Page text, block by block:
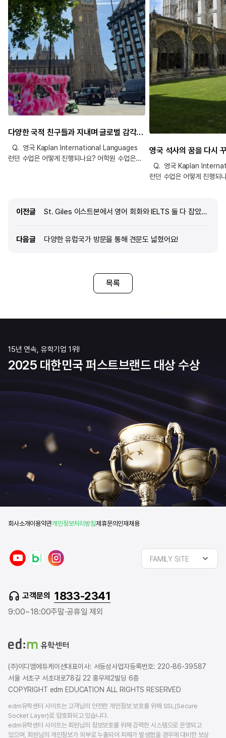
다양한 국적 친구들과 지내며 글로벌 감각도 키우고 영어 스피킹 자신감도 키웠어요!
Q. 영국 Kaplan International Languages
런던 수업은 어떻게 진행되나요? 어학원 수업은
리딩, 리스닝, 라이팅, 스피킹 영역을 체계적으로
목표를 가진 학생들과 함께 공부하면서 서로
어떤가요? 어학원은 런던 중심부에 위치해 있어
생활하기 매우 편리했습니다. 주변에 카페, 식당,
Q. 영국 Kaplan
런던 수업은 어떻게 진행되
주시고 질문에 대한 대답을
대부분 실생활에서 쓸법한
이전글 이전글
St. Giles 이스트본에서 영어 회화와 IELTS 둘 다 잡았어요
다음글 다음글
다양한 유럽국가 방문을 통해 견문도 넓혔어요!
목록
15년 연속, 유학기업 1위!
2025 대한민국 퍼스트브랜드 대상 수상
회사소개이용약관개인정보처리방침제휴문의 인재채용
u
n
a
r
l
a
FAMILY SITE
고객문의 1833-2341
9:00~18:00주말·공휴일 제외
(주)이디엠에듀케이션대표이사: 서동성사업자등록번호: 220-86-39587
서울 서초구 서초대로78길 22 홍우제2빌딩 6층
COPYRIGHT edm EDUCATION ALL RIGHTS RESERVED
edm유학센터 사이트는 고객님의 안전한 개인정보 보호를 위해 SSL(Secure
Socket Layer)로 암호화되고 있습니다.
edm유학센터 사이트는 회원님의 정보보호를 위해 강력한 시스템으로 운영되고
있으며, 회원님의 개인정보가 외부로 누출되어 피해가 발생했을 경우에 대비한 보상